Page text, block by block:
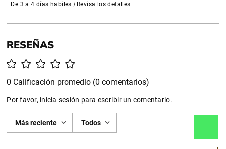
De 3 a 4 días habiles | Revisa los detalles
0 Calificación promedio (0 comentarios)
Por favor, inicia sesión para escribir un comentario.
Más reciente Todos